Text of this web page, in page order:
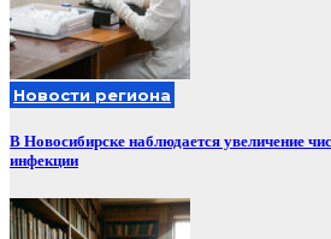
Новости региона
В Новосибирске наблюдается увеличение
инфекции